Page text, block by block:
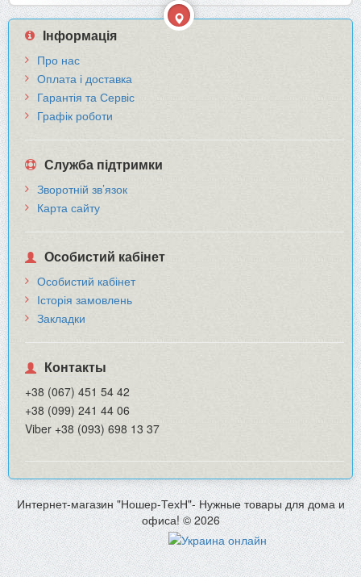
Інформація
Про нас
Оплата і доставка
Гарантія та Сервіс
Графік роботи
Служба підтримки
Зворотній зв’язок
Карта сайту
Особистий кабінет
Особистий кабінет
Історія замовлень
Закладки
Контакты
+38 (067) 451 54 42
+38 (099) 241 44 06
Viber +38 (093) 698 13 37
Интернет-магазин "Ношер-ТехН"- Нужные товары для дома и
офиса! © 2026